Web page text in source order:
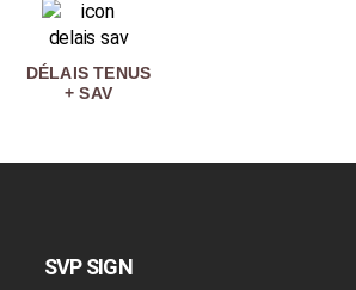
DÉLAIS TENUS
+ SAV
SVP SIGN